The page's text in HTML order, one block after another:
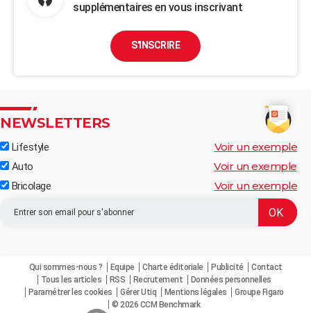
supplémentaires en vous inscrivant
S'INSCRIRE
NEWSLETTERS
Lifestyle Voir un exemple
Auto Voir un exemple
Bricolage Voir un exemple
Qui sommes-nous ? Equipe Charte éditoriale Publicité
Contact
Tous les articles
RSS Recrutement
Données personnelles
Paramétrer les cookies
Gérer Utiq Mentions légales
Groupe Figaro
© 2026 CCM Benchmark